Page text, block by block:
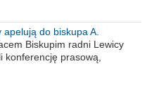
apelują do biskupa A.
Biskupim radni Lewicy
konferencję prasową,